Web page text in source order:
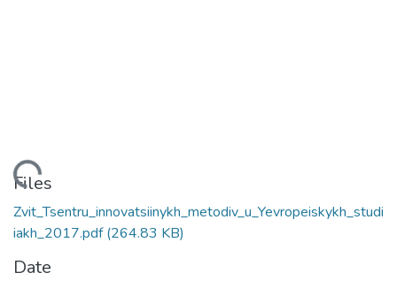
Loading...
Files
Zvit_Tsentru_innovatsiinykh_metodiv_u_Yevropeiskykh_studi
iakh_2017.pdf(264.83 KB)
Date